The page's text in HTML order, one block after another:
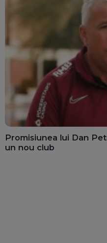
Promisiunea lui Dan
un nou club